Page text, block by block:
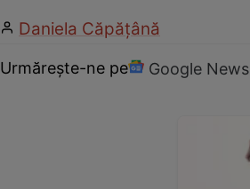
Daniela Căpăţână
Urmărește-ne pe Google News